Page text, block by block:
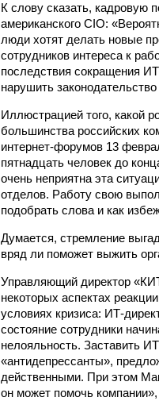
К слову сказать, кадровую
американского CIO:
люди хотят делать новые
сотрудников интереса к
последствия сокращения
нарушить
Иллюстрацией того, какой
большинства российских
интернет-форумов 13
пятнадцать человек до
очень неприятна эта
отделов. Работу свою
подобрать слова и как
Думается, стремление
вряд ли поможет выжить
Управляющий директор
некоторых аспектах
условиях кризиса: ИТ-
состояние сотрудники
нелояльность. Заставить
«антидепрессанты»,
действенными. При этом
он может помочь